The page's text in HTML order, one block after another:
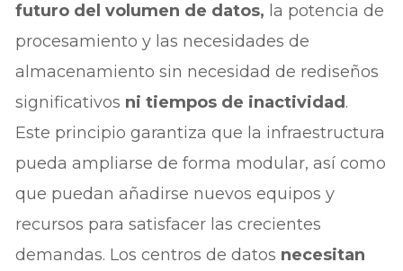
futuro del volumen de datos, la potencia de
procesamiento y las necesidades de
almacenamiento sin necesidad de rediseños
significativos ni tiempos de inactividad.
Este principio garantiza que la infraestructura
pueda ampliarse de forma modular, así como
que puedan añadirse nuevos equipos y
recursos para satisfacer las crecientes
demandas. Los centros de datos necesitan